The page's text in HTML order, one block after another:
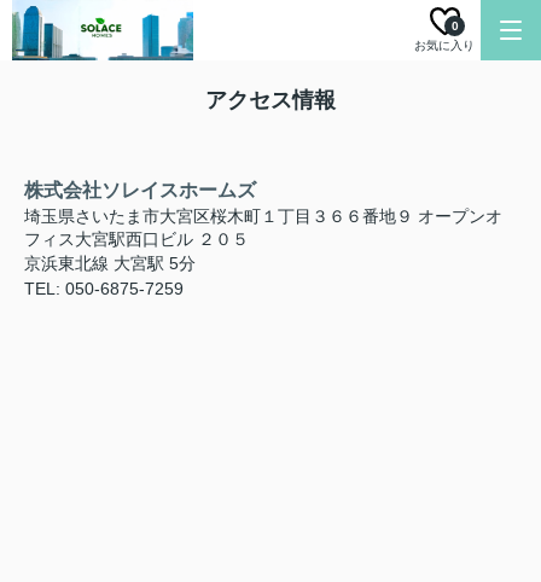
お気に入り
0
アクセス情報
株式会社ソレイスホームズ
埼玉県さいたま市大宮区桜木町１丁目３６６番地９ オープンオ
フィス大宮駅西口ビル ２０５
京浜東北線 大宮駅 5分
TEL: 050-6875-7259